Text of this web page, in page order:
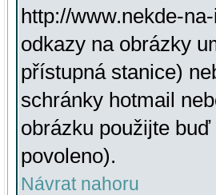
http://www.nekde-
odkazy na obrázky
přístupná stanice)
schránky hotmail
obrázku použijte
povoleno).
Návrat nahoru